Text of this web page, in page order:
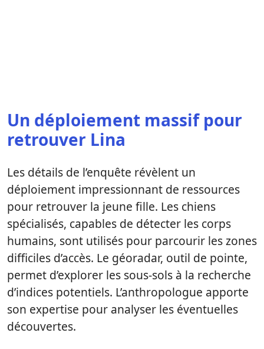
Un déploiement massif pour
retrouver Lina
Les détails de l’enquête révèlent un
déploiement impressionnant de ressources
pour retrouver la jeune fille. Les chiens
spécialisés, capables de détecter les corps
humains, sont utilisés pour parcourir les zones
difficiles d’accès. Le géoradar, outil de pointe,
permet d’explorer les sous-sols à la recherche
d’indices potentiels. L’anthropologue apporte
son expertise pour analyser les éventuelles
découvertes.